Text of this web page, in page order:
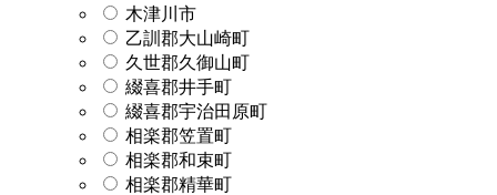
木津川市
乙訓郡大山崎町
久世郡久御山町
綴喜郡井手町
綴喜郡宇治田原町
相楽郡笠置町
相楽郡和束町
相楽郡精華町